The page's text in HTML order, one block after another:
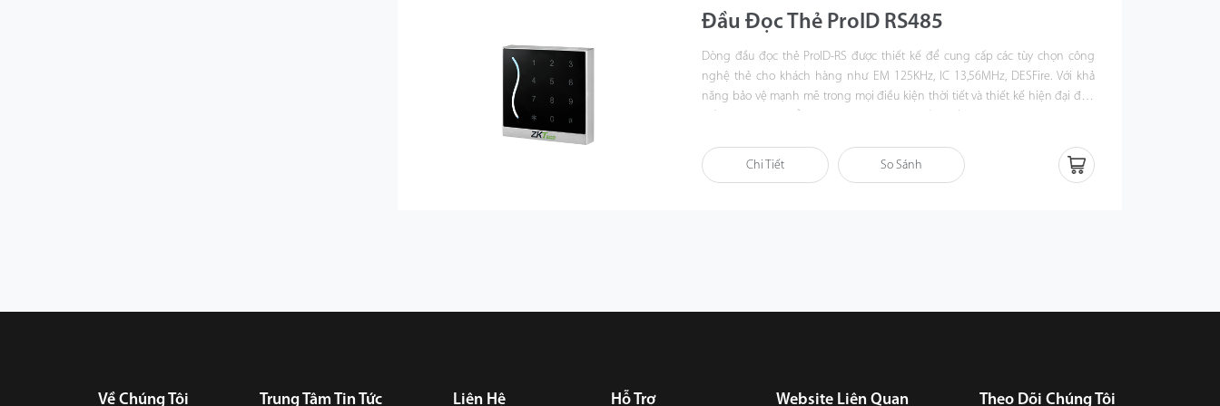
Đầu Đọc Thẻ ProID RS485
Dòng đầu đọc thẻ ProID-RS được thiết kế để cung cấp các tùy chọn công
nghệ thẻ cho khách hàng như EM 125KHz, IC 13,56MHz, DESFire. Với khả
năng bảo vệ mạnh mẽ trong mọi điều kiện thời tiết và thiết kế hiện đại đẹp
Chi Tiết So Sánh
Về Chúng Tôi Trung Tâm Tin Tức Liên Hệ Hỗ Trợ Website Liên Quan Theo Dõi Chúng Tôi